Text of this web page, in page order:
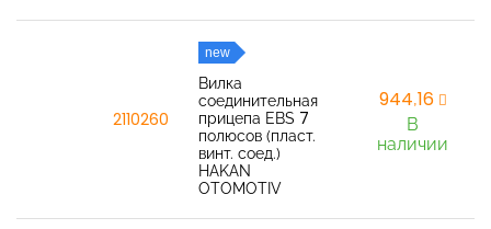
2110260
new
Вилка
соединительная
прицепа EBS 7
полюсов (пласт.
винт. соед.)
HAKAN
OTOMOTIV
944,16
В
наличии